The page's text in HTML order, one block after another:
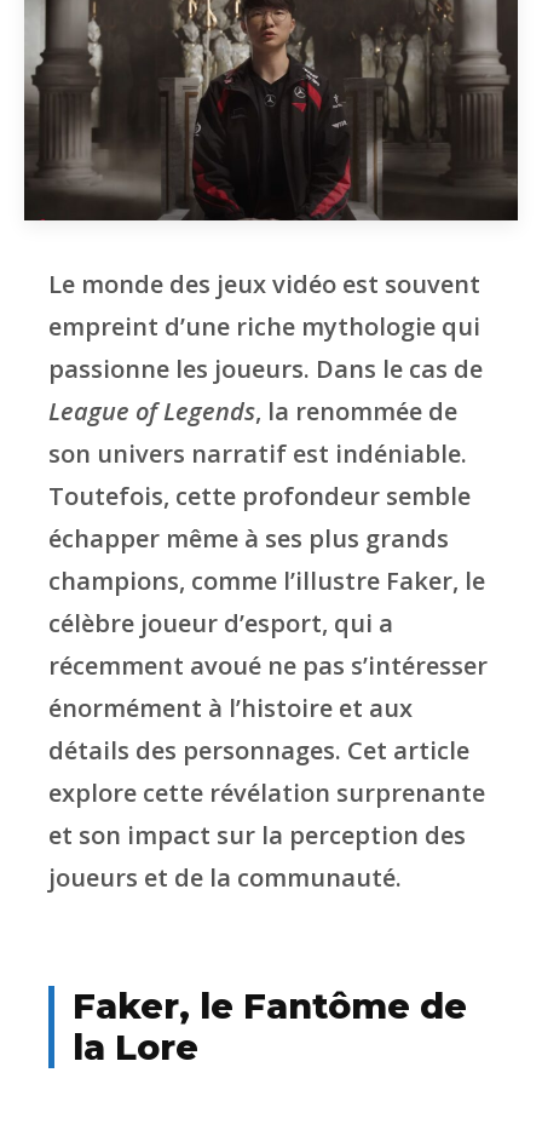
Le monde des jeux vidéo est souvent
empreint d’une riche mythologie qui
passionne les joueurs. Dans le cas de
League of Legends, la renommée de
son univers narratif est indéniable.
Toutefois, cette profondeur semble
échapper même à ses plus grands
champions, comme l’illustre Faker, le
célèbre joueur d’esport, qui a
récemment avoué ne pas s’intéresser
énormément à l’histoire et aux
détails des personnages. Cet article
explore cette révélation surprenante
et son impact sur la perception des
joueurs et de la communauté.
Faker, le Fantôme de
la Lore